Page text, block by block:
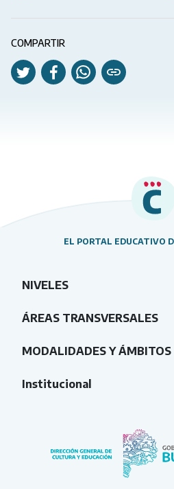
COMPARTIR
EL PORTAL EDUCATIVO
NIVELES
ÁREAS TRANSVERSALES
MODALIDADES Y ÁMBITOS
Institucional